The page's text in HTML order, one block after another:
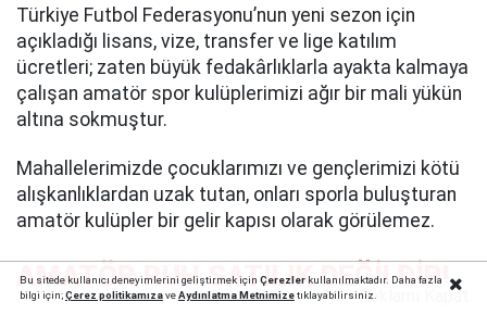
Türkiye Futbol Federasyonu’nun yeni sezon için
açıkladığı lisans, vize, transfer ve lige katılım
ücretleri; zaten büyük fedakârlıklarla ayakta kalmaya
çalışan amatör spor kulüplerimizi ağır bir mali yükün
altına sokmuştur.
Mahallelerimizde çocuklarımızı ve gençlerimizi kötü
alışkanlıklardan uzak tutan, onları sporla buluşturan
amatör kulüpler bir gelir kapısı olarak görülemez.
AMATÖR RUH SATILIK DEĞİLDİR!
Bu sitede kullanıcı deneyimlerini geliştirmek için Çerezlerkullanılmaktadır. Daha fazla
bilgi için;Çerez politikamızaveAydınlatma Metnimizetıklayabilirsiniz.Reklamı Kapat